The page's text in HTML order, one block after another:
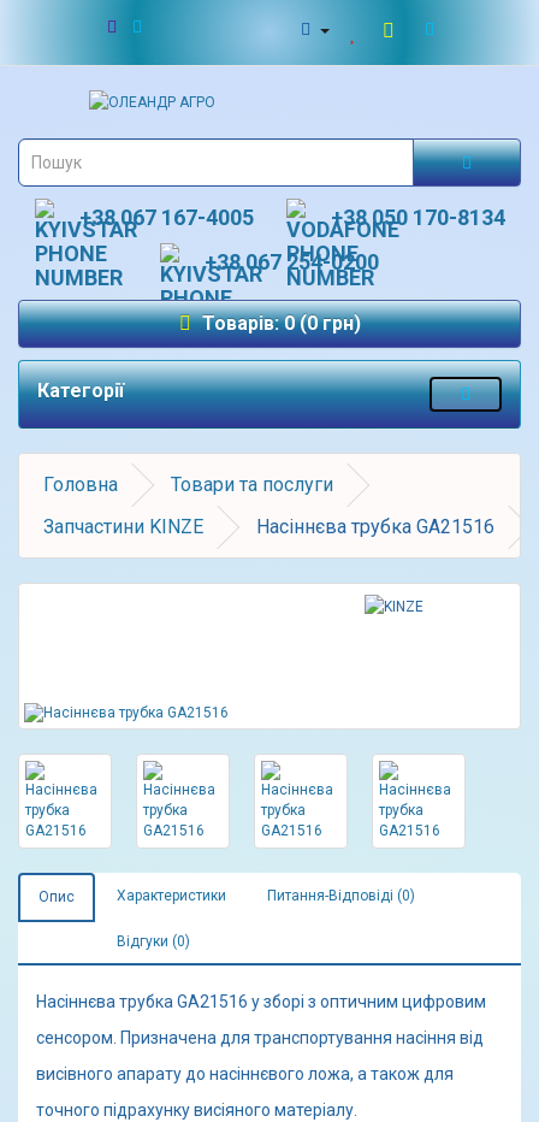
+38 067 167-4005
+38 050 170-8134
+38 067 254-0200
Товарів: 0 (0 грн)
Категорії
Головна
Товари та послуги
Запчастини KINZE
Насіннєва трубка GA21516
Опис Характеристики Питання-Відповіді (0)
Відгуки (0)
Насіннєва трубка GA21516 у зборі з оптичним цифровим
сенсором. Призначена для транспортування насіння від
висівного апарату до насіннєвого ложа, а також для
точного підрахунку висіяного матеріалу.